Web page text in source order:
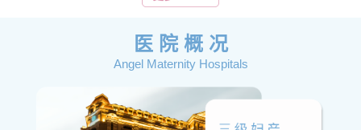
医 院 概 况
Angel Maternity Hospitals